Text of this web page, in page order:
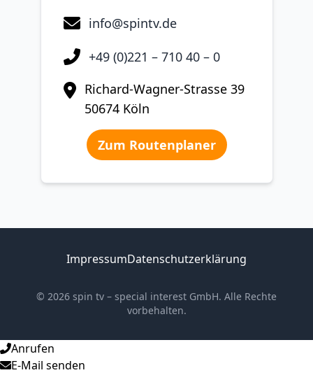
info@spintv.de
+49 (0)221 – 710 40 – 0
Richard-Wagner-Strasse 39
50674 Köln
Zum Routenplaner
ImpressumDatenschutzerklärung
© 2026 spin tv – special interest GmbH. Alle Rechte
vorbehalten.
Anrufen
E-Mail senden